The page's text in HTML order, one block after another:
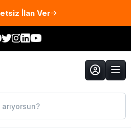
İlan Ver
arıyorsun?